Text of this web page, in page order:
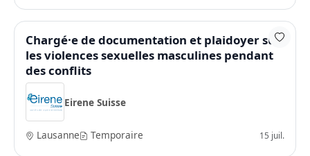
Chargé·e de documentation et plaidoyer sur
les violences sexuelles masculines pendant
des conflits
Eirene Suisse
Lausanne Temporaire 15 juil.